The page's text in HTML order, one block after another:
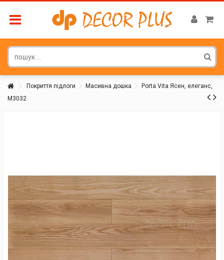
Покриття підлоги Масивна дошка
Porta Vita Ясен, елеганс,
М3032